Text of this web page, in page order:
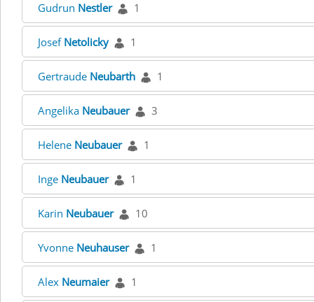
Gudrun Nestler 1
Josef Netolicky 1
Gertraude Neubarth 1
Angelika Neubauer 3
Helene Neubauer 1
Inge Neubauer 1
Karin Neubauer 10
Yvonne Neuhauser 1
Alex Neumaier 1